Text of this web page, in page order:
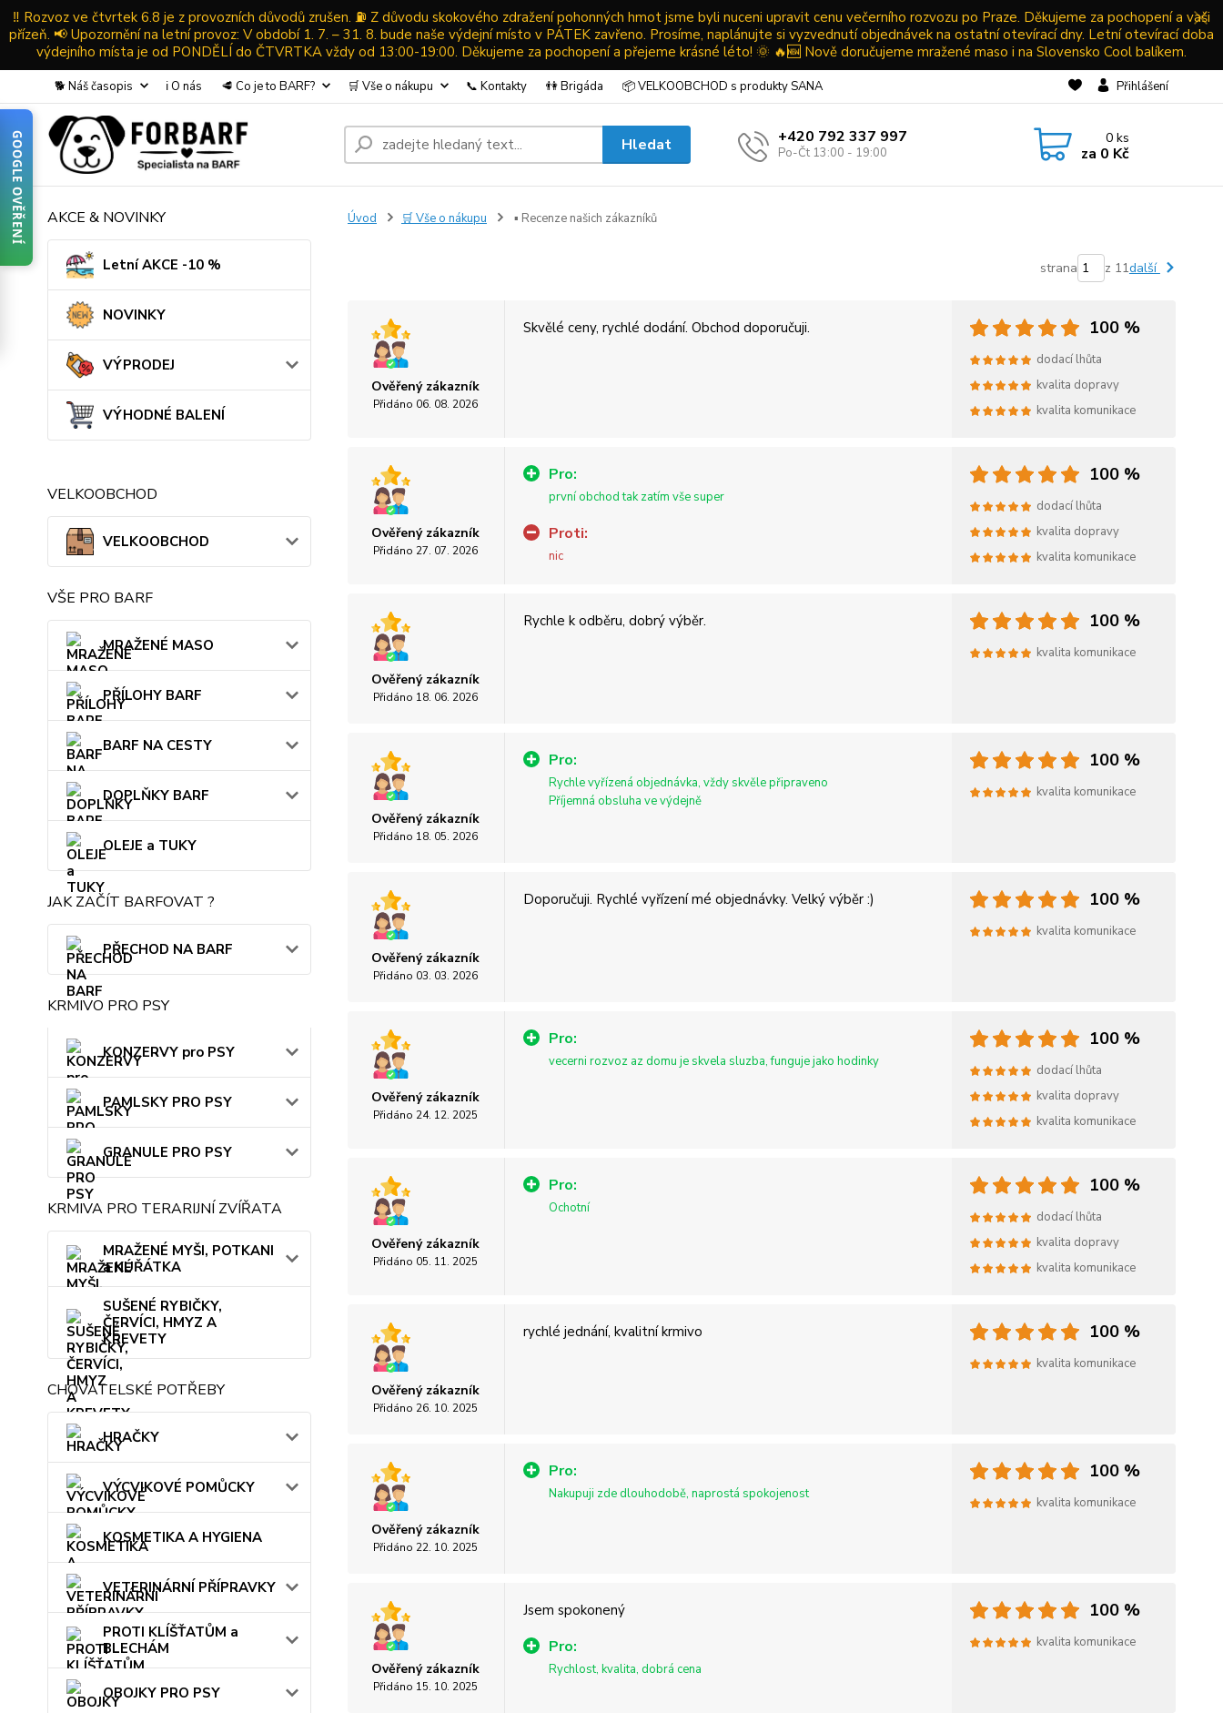
‼️ Rozvoz ve čtvrtek 6.8 je z provozních důvodů zrušen. ⛽ Z důvodu skokového zdražení pohonných hmot jsme byli nuceni upravit cenu večerního rozvozu po Praze. Děkujeme za pochopení a vaši
přízeň. 📢 Upozornění na letní provoz: V období 1. 7. – 31. 8. bude naše výdejní místo v PÁTEK zavřeno. Prosíme, naplánujte si vyzvednutí objednávek na ostatní otevírací dny. Letní otevírací doba
výdejního místa je od PONDĚLÍ do ČTVRTKA vždy od 13:00-19:00. Děkujeme za pochopení a přejeme krásné léto! 🌞 🔥🆕 Nově doručujeme mražené maso i na Slovensko Cool balíkem.
🐕 Náš časopis ℹ️ O nás 🥩 Co je to BARF? 🛒 Vše o nákupu 📞 Kontakty 👫 Brigáda 📦 VELKOOBCHOD s produkty SANA Přihlášení
Hledat +420 792 337 997
Po-Čt 13:00 - 19:00
0ks
za 0 Kč
AKCE & NOVINKY
Letní AKCE -10 %
NOVINKY
VÝPRODEJ
VÝHODNÉ BALENÍ
VELKOOBCHOD
VELKOOBCHOD
VŠE PRO BARF
MRAŽENÉ MASO
PŘÍLOHY BARF
BARF NA CESTY
DOPLŇKY BARF
OLEJE a TUKY
JAK ZAČÍT BARFOVAT ?
PŘECHOD NA BARF
KRMIVO PRO PSY
KONZERVY pro PSY
PAMLSKY PRO PSY
GRANULE PRO PSY
KRMIVA PRO TERARIJNÍ ZVÍŘATA
MRAŽENÉ MYŠI, POTKANI
a KUŘÁTKA
SUŠENÉ RYBIČKY,
ČERVÍCI, HMYZ A
KREVETY
CHOVATELSKÉ POTŘEBY
HRAČKY
VÝCVIKOVÉ POMŮCKY
KOSMETIKA A HYGIENA
VETERINÁRNÍ PŘÍPRAVKY
PROTI KLÍŠŤATŮM a
BLECHÁM
OBOJKY PRO PSY
Úvod 🛒 Vše o nákupu ▪ Recenze našich zákazníků
strana z 11další
Ověřený zákazník
Přidáno 06. 08. 2026
Skvělé ceny, rychlé dodání. Obchod doporučuji. 100 %
dodací lhůta
kvalita dopravy
kvalita komunikace
Ověřený zákazník
Přidáno 27. 07. 2026
Pro:
první obchod tak zatím vše super
Proti:
nic
100 %
dodací lhůta
kvalita dopravy
kvalita komunikace
Ověřený zákazník
Přidáno 18. 06. 2026
Rychle k odběru, dobrý výběr. 100 %
kvalita komunikace
Ověřený zákazník
Přidáno 18. 05. 2026
Pro:
Rychle vyřízená objednávka, vždy skvěle připraveno
Příjemná obsluha ve výdejně
100 %
kvalita komunikace
Ověřený zákazník
Přidáno 03. 03. 2026
Doporučuji. Rychlé vyřízení mé objednávky. Velký výběr :) 100 %
kvalita komunikace
Ověřený zákazník
Přidáno 24. 12. 2025
Pro:
vecerni rozvoz az domu je skvela sluzba, funguje jako hodinky
100 %
dodací lhůta
kvalita dopravy
kvalita komunikace
Ověřený zákazník
Přidáno 05. 11. 2025
Pro:
Ochotní
100 %
dodací lhůta
kvalita dopravy
kvalita komunikace
Ověřený zákazník
Přidáno 26. 10. 2025
rychlé jednání, kvalitní krmivo 100 %
kvalita komunikace
Ověřený zákazník
Přidáno 22. 10. 2025
Pro:
Nakupuji zde dlouhodobě, naprostá spokojenost
100 %
kvalita komunikace
Ověřený zákazník
Přidáno 15. 10. 2025
Jsem spokonený
Pro:
Rychlost, kvalita, dobrá cena
100 %
kvalita komunikace
GOOGLE OVĚŘENÍ